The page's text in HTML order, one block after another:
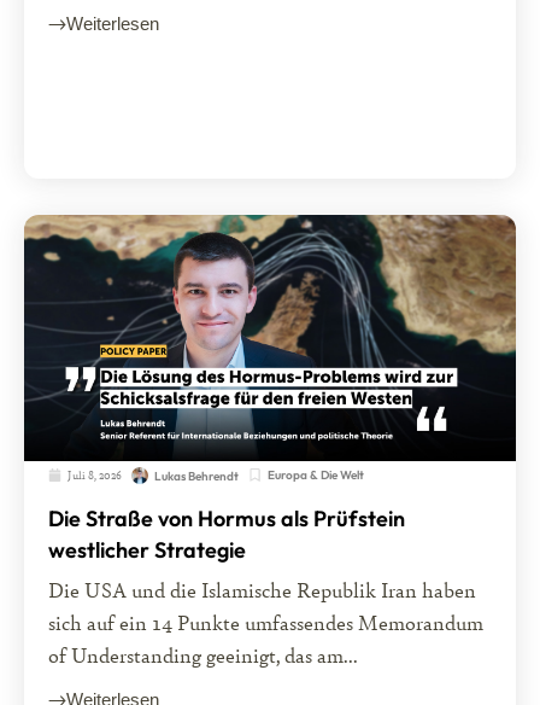
Weiterlesen
Juli 8, 2026 Lukas Behrendt Europa & Die Welt
Die Straße von Hormus als Prüfstein
westlicher Strategie
Die USA und die Islamische Republik Iran haben
sich auf ein 14 Punkte umfassendes Memorandum
of Understanding geeinigt, das am...
Weiterlesen